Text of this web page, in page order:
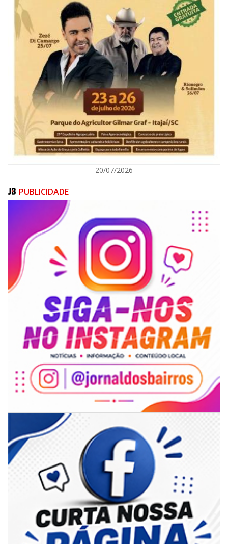
07/08/2026 | 18:03
COLUNA DO PRISCO PARAÍSO: Mídia domesticada, Centrão comprado e
Supremo fazendo jogo sujo
ITAJAÍ
07/08/2026 | 18:12
Festa das Tradições Brasileiras reúne 4.145 pessoas na estreia, e
Reginaldo Sama sobe ao palco nesta sexta, às 19h
BALNEÁRIO CAMBORIÚ
20/07/2026
PUBLICIDADE